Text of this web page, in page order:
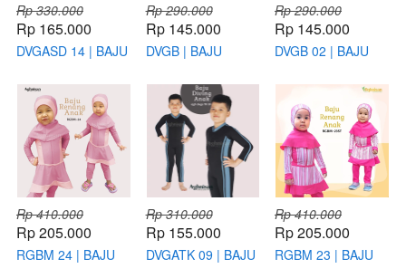
Rp 330.000
Rp 165.000
DVGASD 14 | BAJU
LAKI-LAKI
Rp 290.000
Rp 145.000
DVGB | BAJU
LAKI-LAKI
Rp 290.000
Rp 145.000
DVGB 02 | BAJU
LAKI-LAKI
Rp 410.000
Rp 205.000
RGBM 24 | BAJU
Rp 310.000
Rp 155.000
DVGATK 09 | BAJU
Rp 410.000
Rp 205.000
RGBM 23 | BAJU